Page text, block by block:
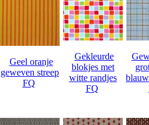
Geel oranje
geweven streep
FQ
Gekleurde
blokjes met
witte randjes
FQ